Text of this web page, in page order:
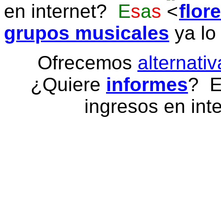
en internet? Esas
grupos musicales ya
Ofrecemos
¿Quiere informes?
ingresos en